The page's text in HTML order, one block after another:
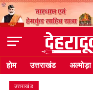
होम उत्तराखंड अल्मोड़ा
उत्तराखंड